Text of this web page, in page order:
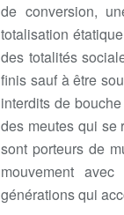
de conversion,
totalisation
des totalités
finis sauf à être
interdits de
des meutes qui se
sont porteurs de
mouvement
générations qui